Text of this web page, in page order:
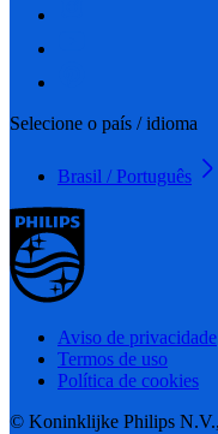
Selecione o país / idioma
Brasil / Português
Aviso de privacidade
Termos de uso
Política de cookies
© Koninklijke Philips